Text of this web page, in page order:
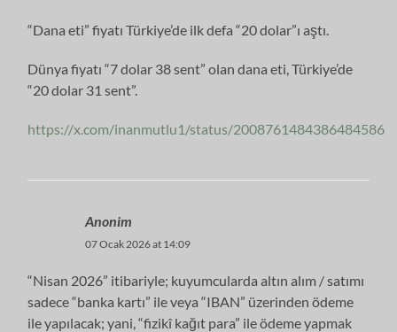
“Dana eti” fiyatı Türkiye’de ilk defa “20 dolar”ı aştı.
Dünya fiyatı “7 dolar 38 sent” olan dana eti, Türkiye’de
“20 dolar 31 sent”.
https://x.com/inanmutlu1/status/2008761484386484586
Anonim
07 Ocak 2026 at 14:09
“Nisan 2026” itibariyle; kuyumcularda altın alım / satımı
sadece “banka kartı” ile veya “IBAN” üzerinden ödeme
ile yapılacak; yani, “fizikî kağıt para” ile ödeme yapmak